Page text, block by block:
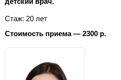
Стаж: 20 лет
Стоимость приема — 2300 р.